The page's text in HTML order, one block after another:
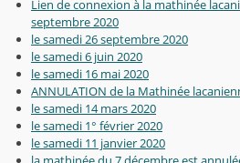
Lien de connexion à la mathinée
septembre 2020
le samedi 26 septembre 2020
le samedi 6 juin 2020
le samedi 16 mai 2020
ANNULATION de la Mathinée
le samedi 14 mars 2020
le samedi 1° février 2020
le samedi 11 janvier 2020